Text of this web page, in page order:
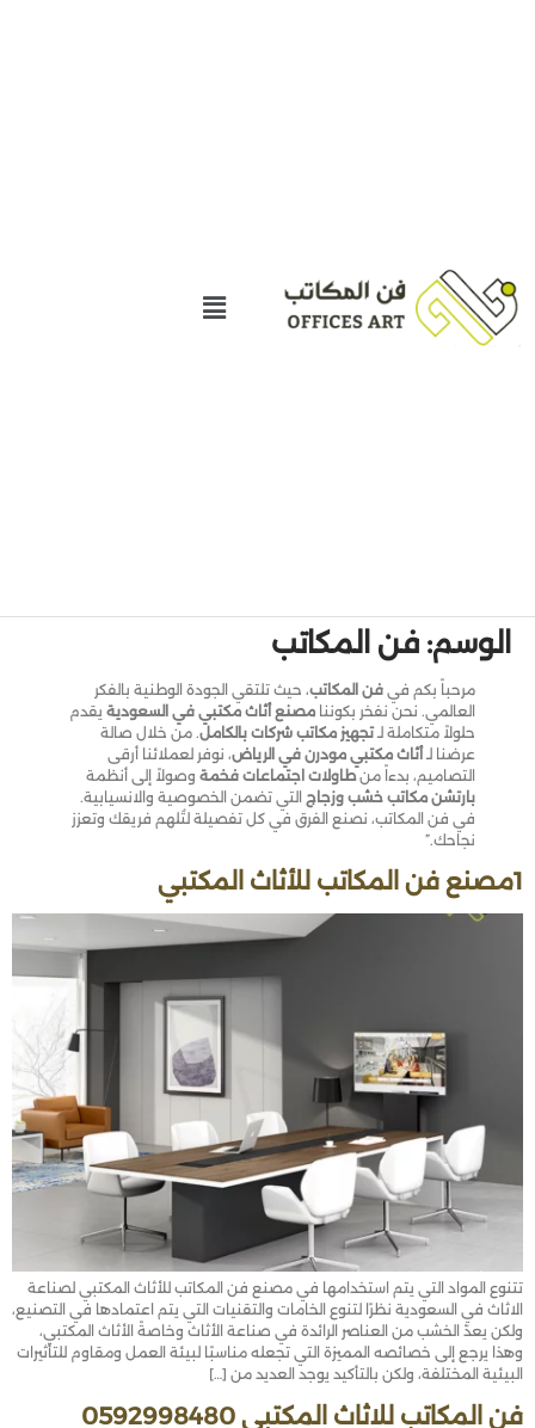
الوسم: فن المكاتب
مرحباً بكم في فن المكاتب، حيث تلتقي الجودة الوطنية بالفكر
العالمي. نحن نفخر بكوننا مصنع أثاث مكتبي في السعودية يقدم
حلولاً متكاملة لـتجهيز مكاتب شركات بالكامل. من خلال صالة
عرضنا لـأثاث مكتبي مودرن في الرياض، نوفر لعملائنا أرقى
التصاميم، بدءاً منطاولات اجتماعات فخمة وصولاً إلى أنظمة
بارتشن مكاتب خشب وزجاج التي تضمن الخصوصية والانسيابية.
في فن المكاتب، نصنع الفرق في كل تفصيلة لتُلهم فريقك وتعزز
نجاحك.”
1مصنع فن المكاتب للأثاث المكتبي
تتنوع المواد التي يتم استخدامها في مصنع فن المكاتب للأثاث المكتبي لصناعة
الاثاث في السعودية نظرًا لتنوع الخامات والتقنيات التي يتم اعتمادها في التصنيع،
ولكن يعدّ الخشب من العناصر الرائدة في صناعة الأثاث وخاصةً الأثاث المكتبي،
وهذا يرجع إلى خصائصه المميزة التي تجعله مناسبًا لبيئة العمل ومقاوم للتأثيرات
البيئية المختلفة، ولكن بالتأكيد يوجد العديد من […]
فن المكاتب للاثاث المكتبي 0592998480